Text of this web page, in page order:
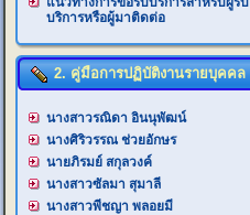
บริการหรือผู้มาติดต่อ
2. คู่มือการปฏิบัติงานรายบุคคล
นางสาวรณิดา อินนุพัฒน์
นางศิริวรรณ ช่วยอักษร
นายภิรมย์ สกุลวงค์
นางสาวซัลมา สุมาลี
นางสาวพีชญา พลอยมี